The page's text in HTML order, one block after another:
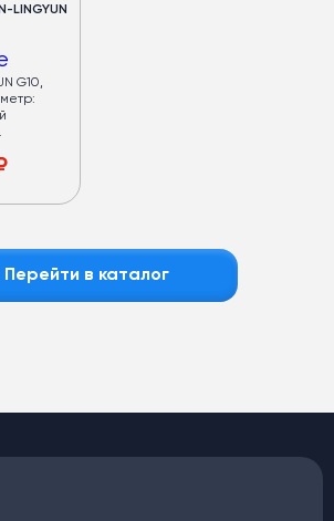
LINGYUN
G10,
Перейти в каталог
—32 кВт